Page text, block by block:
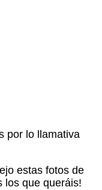
por lo llamativa
estas fotos de
los que queráis!